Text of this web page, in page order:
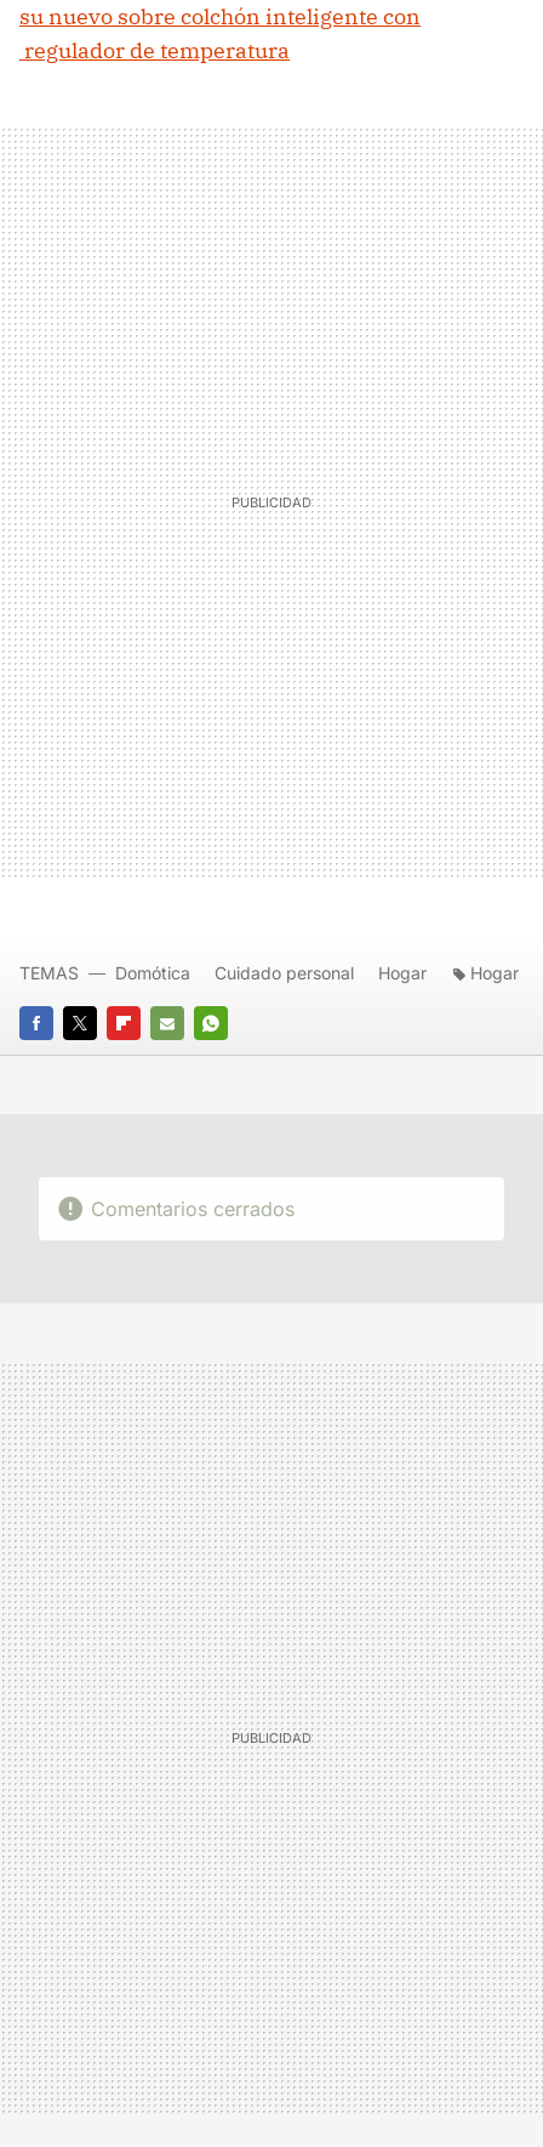
su nuevo sobre colchón inteligente con
regulador de temperatura
FACEBOOK
TWITTERFLIPBOARD
E-
WHATSAPP
TEMAS Domótica Cuidado personal Hogar Hogar
Comentarios cerrados